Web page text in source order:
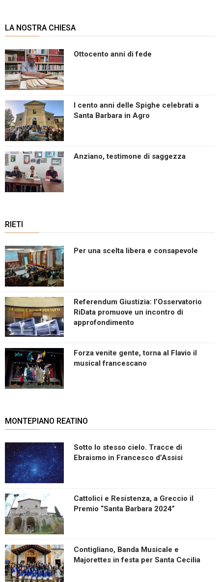
LA NOSTRA CHIESA
Ottocento anni di fede
I cento anni delle Spighe celebrati a
Santa Barbara in Agro
Anziano, testimone di saggezza
RIETI
Per una scelta libera e consapevole
Referendum Giustizia: l’Osservatorio
RiData promuove un incontro di
approfondimento
Forza venite gente, torna al Flavio il
musical francescano
MONTEPIANO REATINO
Sotto lo stesso cielo. Tracce di
Ebraismo in Francesco d’Assisi
Cattolici e Resistenza, a Greccio il
Premio “Santa Barbara 2024”
Contigliano, Banda Musicale e
Majorettes in festa per Santa Cecilia